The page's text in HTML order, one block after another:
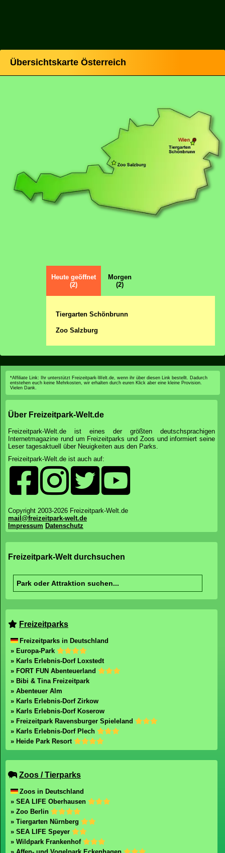
Übersichtskarte Österreich
Heute geöffnet
(2)
Morgen
(2)
Tiergarten Schönbrunn
Zoo Salzburg
*Affiliate Link: Ihr unterstützt Freizeitpark-Welt.de, wenn ihr über diesen Link bestellt. Dadurch
entstehen euch keine Mehrkosten, wir erhalten durch euren Klick aber eine kleine Provision.
Vielen Dank.
Über Freizeitpark-Welt.de
Freizeitpark-Welt.de ist eines der größten deutschsprachigen
Internetmagazine rund um Freizeitparks und Zoos und informiert seine
Leser tagesaktuell über Neuigkeiten aus den Parks.
Freizeitpark-Welt.de ist auch auf:
Copyright 2003-2026 Freizeitpark-Welt.de
mail@freizeitpark-welt.de
Impressum Datenschutz
Freizeitpark-Welt durchsuchen
Freizeitparks
Freizeitparks in Deutschland
» Europa-Park
» Karls Erlebnis-Dorf Loxstedt
» FORT FUN Abenteuerland
» Bibi & Tina Freizeitpark
» Abenteuer Alm
» Karls Erlebnis-Dorf Zirkow
» Karls Erlebnis-Dorf Koserow
» Freizeitpark Ravensburger Spieleland
» Karls Erlebnis-Dorf Plech
» Heide Park Resort
Zoos / Tierparks
Zoos in Deutschland
» SEA LIFE Oberhausen
» Zoo Berlin
» Tiergarten Nürnberg
» SEA LIFE Speyer
» Wildpark Frankenhof